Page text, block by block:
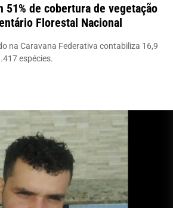
51% de cobertura de vegetação
Florestal Nacional
na Caravana Federativa contabiliza 16,9
espécies.